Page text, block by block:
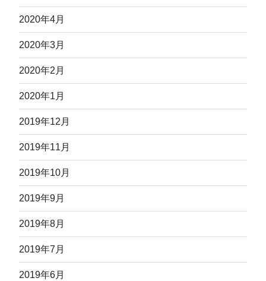
2020年4月
2020年3月
2020年2月
2020年1月
2019年12月
2019年11月
2019年10月
2019年9月
2019年8月
2019年7月
2019年6月